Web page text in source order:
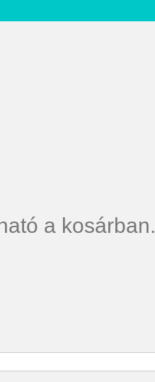
a kosárban.